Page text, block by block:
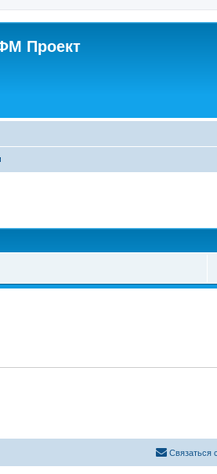
Проект
Связаться